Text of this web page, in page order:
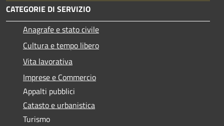
CATEGORIE DI SERVIZIO
Anagrafe e stato civile
Cultura e tempo libero
Vita lavorativa
Imprese e Commercio
Appalti pubblici
Catasto e urbanistica
Turismo